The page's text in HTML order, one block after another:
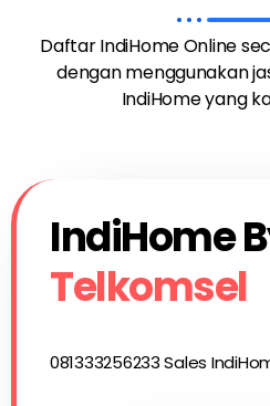
Daftar IndiHome Online
dengan menggunakan
IndiHome yang
IndiHome
Telkomsel
081333256233 Sales